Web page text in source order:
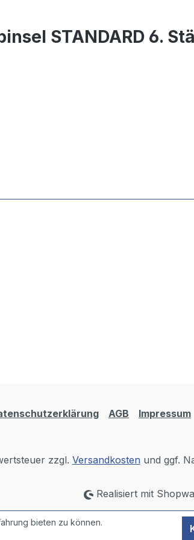
STANDARD 6.
AGB Impressum
zzgl. Versandkosten und ggf.
Realisiert mit
bieten zu können.